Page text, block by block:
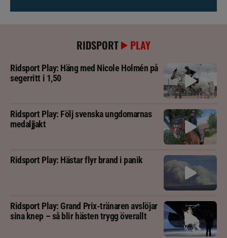
RIDSPORT PLAY
Ridsport Play: Häng med Nicole Holmén på
segerritt i 1,50
Ridsport Play: Följ svenska ungdomarnas
medaljjakt
Ridsport Play: Hästar flyr brand i panik
Ridsport Play: Grand Prix-tränaren avslöjar
sina knep – så blir hästen trygg överallt